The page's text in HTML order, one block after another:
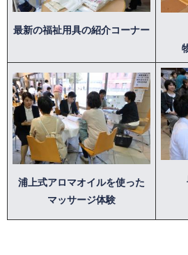
最新の福祉用具の紹介コーナー
浦上式アロマオイルを使った
マッサージ体験